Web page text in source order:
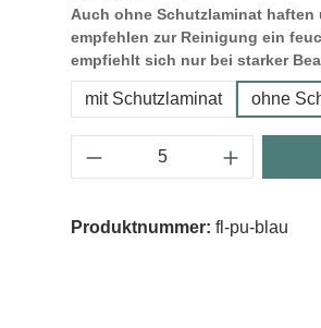
Auch ohne Schutzlaminat haften
empfehlen zur Reinigung ein
empfiehlt sich nur bei starker
mit Schutzlaminat ohne
Produkt Anzahl:
Produktnummer: fl-pu-blau